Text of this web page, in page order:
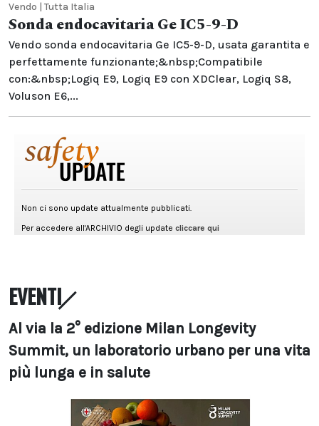
Vendo | Tutta Italia
Sonda endocavitaria Ge IC5-9-D
Vendo sonda endocavitaria Ge IC5-9-D, usata garantita e
perfettamente funzionante;&nbsp;Compatibile
con:&nbsp;Logiq E9, Logiq E9 con XDClear, Logiq S8,
Voluson E6,...
EVENTI
Al via la 2° edizione Milan Longevity
Summit, un laboratorio urbano per una vita
più lunga e in salute